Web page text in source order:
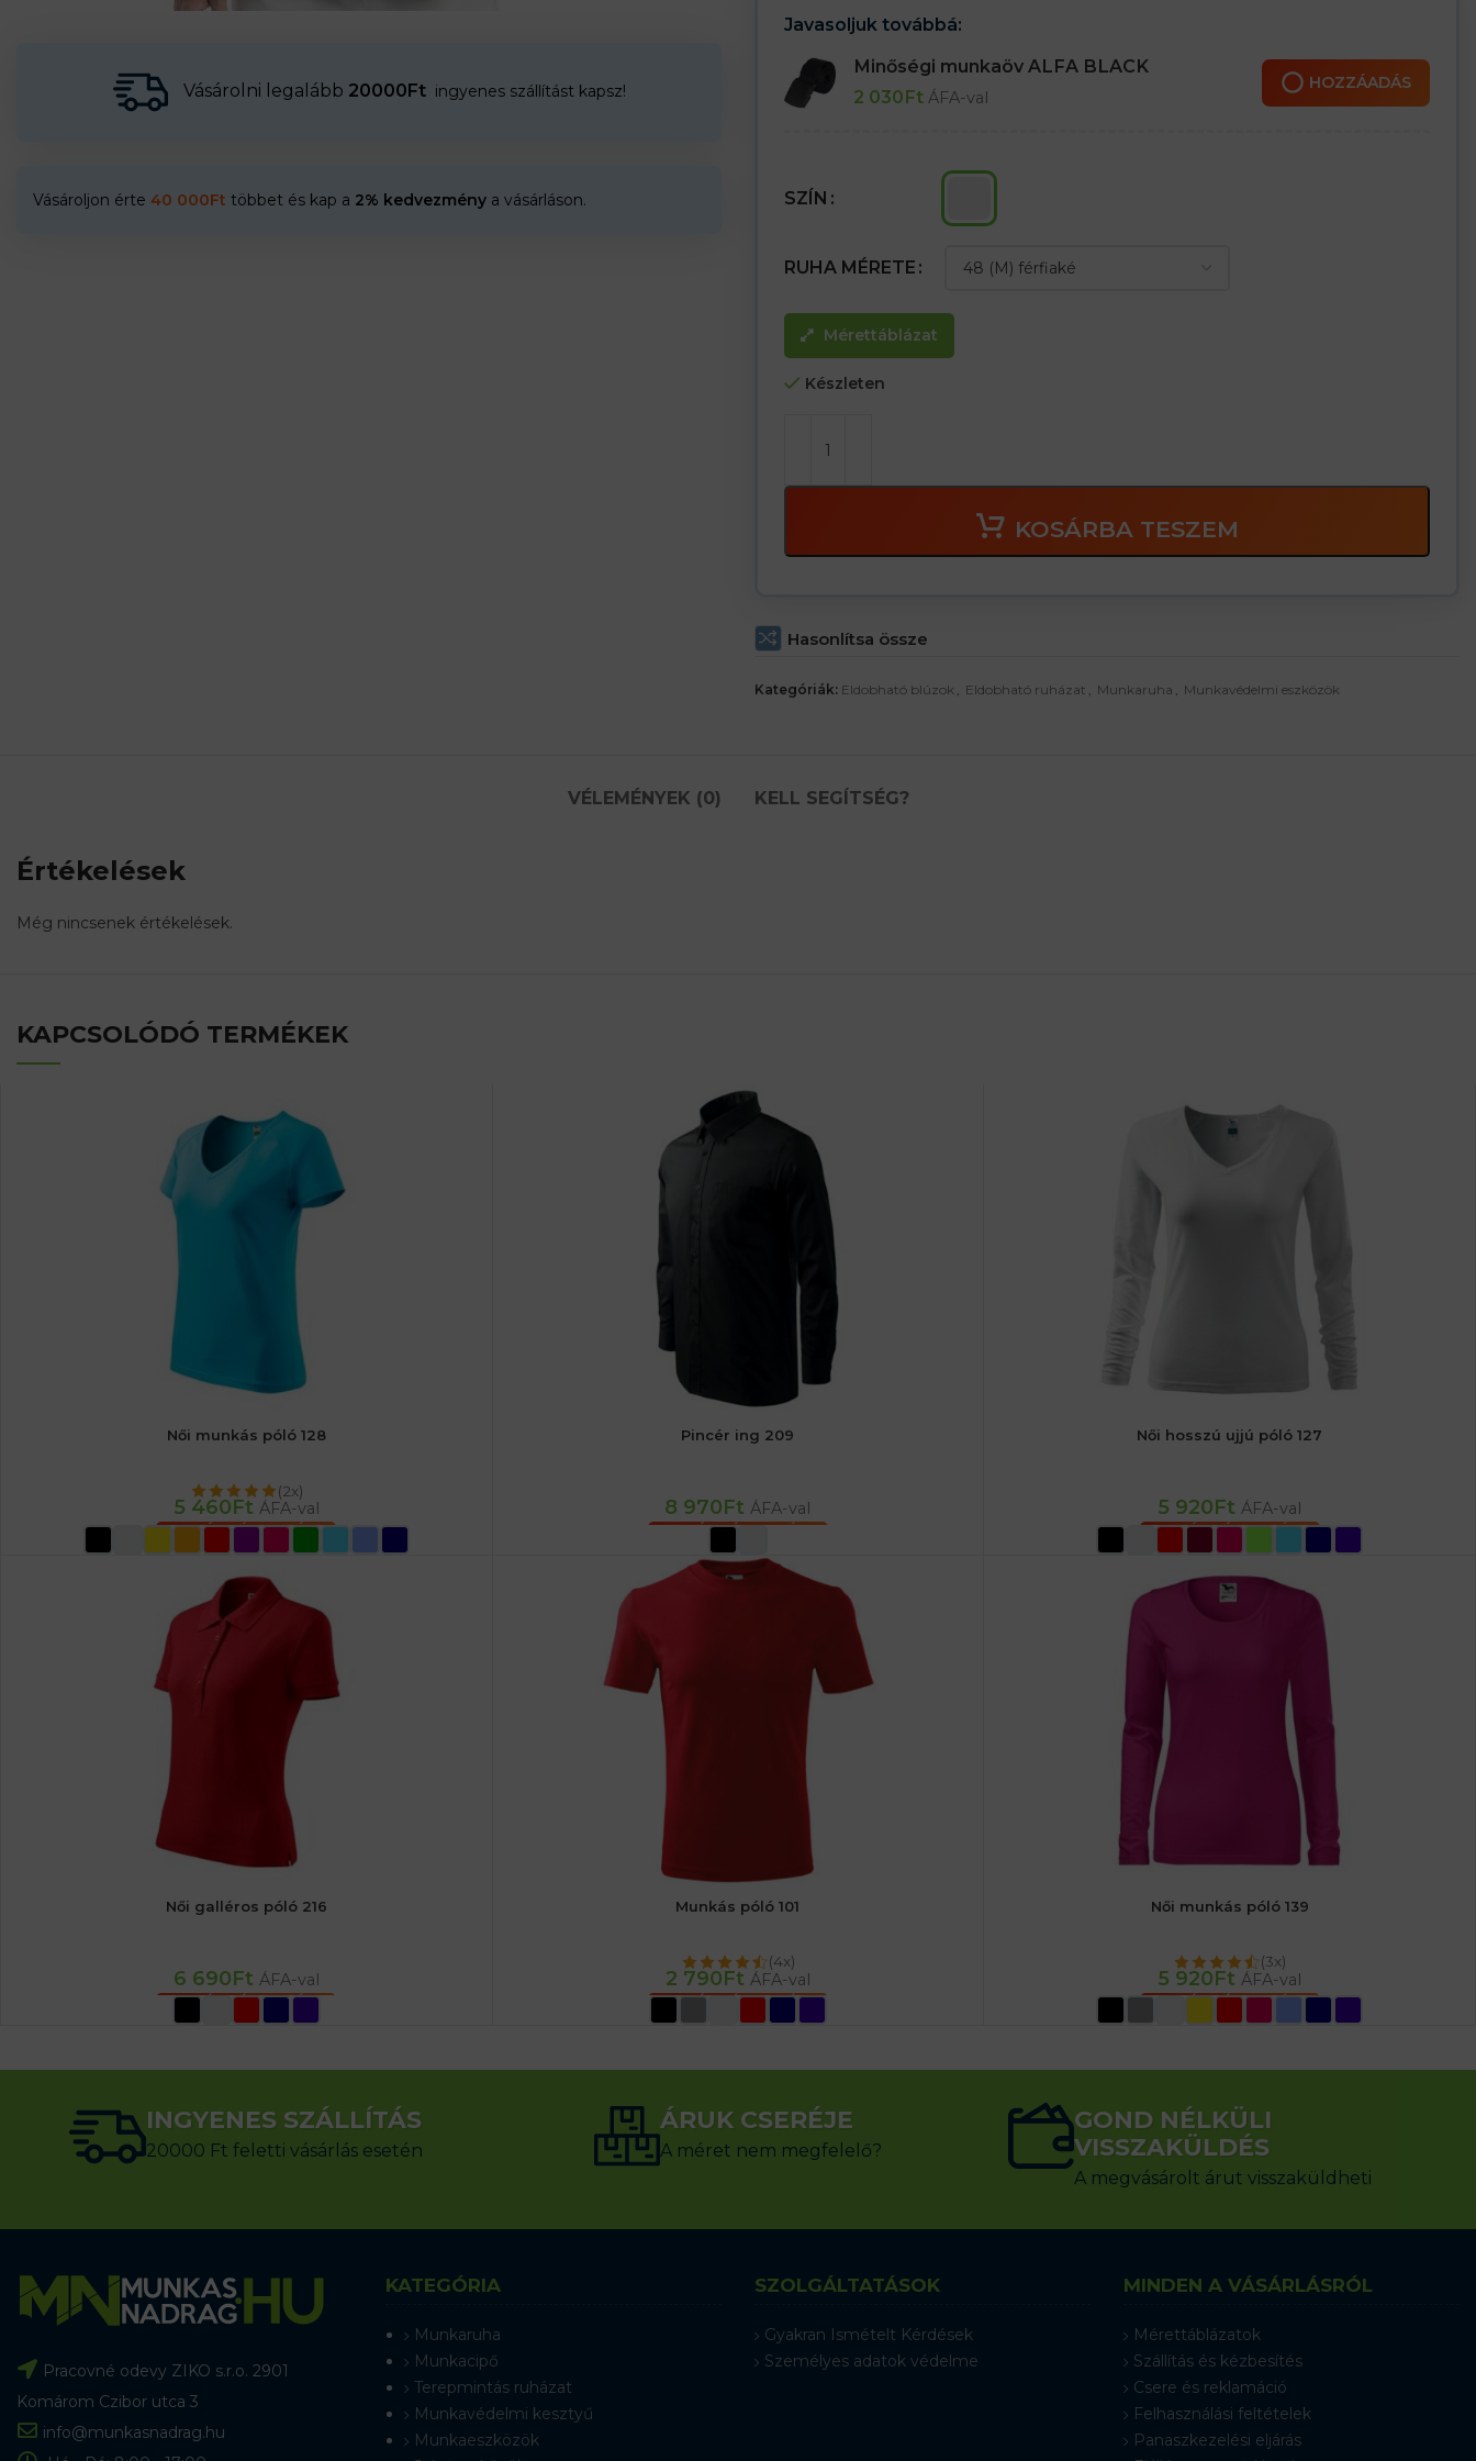
Vásárolni legalább 20000Ft ingyenes szállítást kapsz!
Vásároljon érte 40 000Ft többet és kap a 2% kedvezmény a vásárláson.
Javasoljuk továbbá:
Minőségi munkaöv ALFA BLACK
2 030Ft ÁFA-val
HOZZÁADÁS
SZÍN
RUHA MÉRETE
Mérettáblázat
Készleten
KOSÁRBA TESZEM
Hasonlítsa össze
Kategóriák: Eldobható blúzok , Eldobható ruházat , Munkaruha , Munkavédelmi eszközök
VÉLEMÉNYEK (0) KELL SEGÍTSÉG?
Értékelések
Még nincsenek értékelések.
KAPCSOLÓDÓ TERMÉKEK
Női munkás póló 128
(2x)
5 460Ft ÁFA-val
OPCIÓK VÁLASZTÁSA
Pincér ing 209
8 970Ft ÁFA-val
OPCIÓK VÁLASZTÁSA
Női hosszú ujjú póló 127
5 920Ft ÁFA-val
OPCIÓK VÁLASZTÁSA
Női galléros póló 216
6 690Ft ÁFA-val
OPCIÓK VÁLASZTÁSA
Munkás póló 101
(4x)
2 790Ft ÁFA-val
OPCIÓK VÁLASZTÁSA
Női munkás póló 139
(3x)
5 920Ft ÁFA-val
OPCIÓK VÁLASZTÁSA
INGYENES SZÁLLÍTÁS
20000 Ft feletti vásárlás esetén
ÁRUK CSERÉJE
A méret nem megfelelő?
GOND NÉLKÜLI
VISSZAKÜLDÉS
A megvásárolt árut visszaküldheti
Pracovné odevy ZIKO s.r.o. 2901
Komárom Czibor utca 3
info@munkasnadrag.hu
KATEGÓRIA
Munkaruha
Munkacipő
Terepmintás ruházat
Munkavédelmi kesztyű
Munkaeszközök
SZOLGÁLTATÁSOK
Gyakran Ismételt Kérdések
Személyes adatok védelme
MINDEN A VÁSÁRLÁSRÓL
Mérettáblázatok
Szállítás és kézbesítés
Csere és reklamáció
Felhasználási feltételek
Panaszkezelési eljárás